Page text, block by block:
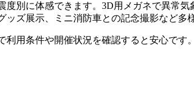
別に体感できます。3D用メガネで異常
ズ展示、ミニ消防車との記念撮影など多
用条件や開催状況を確認すると安心です